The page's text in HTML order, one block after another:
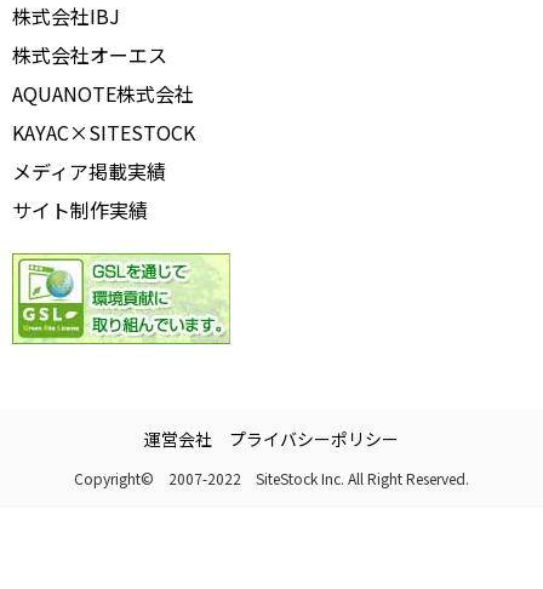
株式会社IBJ
株式会社オーエス
AQUANOTE株式会社
KAYAC×SITESTOCK
メディア掲載実績
サイト制作実績
運営会社 プライバシーポリシー
Copyright© 2007-2022 SiteStock Inc. All Right Reserved.